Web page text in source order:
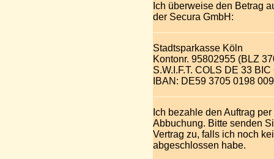
Ich überweise den Betrag
der Secura GmbH:
Stadtsparkasse Köln
Kontonr. 95802955 (BLZ
S.W.I.F.T. COLS DE 33
IBAN: DE59 3705 0198
Ich bezahle den Auftrag
Abbuchung. Bitte senden
Vertrag zu, falls ich noch
abgeschlossen habe.